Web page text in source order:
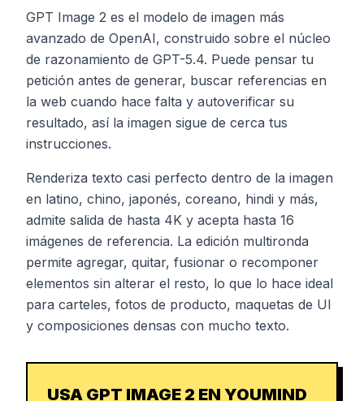
GPT Image 2 es el modelo de imagen más
avanzado de OpenAI, construido sobre el núcleo
de razonamiento de GPT-5.4. Puede pensar tu
petición antes de generar, buscar referencias en
la web cuando hace falta y autoverificar su
resultado, así la imagen sigue de cerca tus
instrucciones.
Renderiza texto casi perfecto dentro de la imagen
en latino, chino, japonés, coreano, hindi y más,
admite salida de hasta 4K y acepta hasta 16
imágenes de referencia. La edición multironda
permite agregar, quitar, fusionar o recomponer
elementos sin alterar el resto, lo que lo hace ideal
para carteles, fotos de producto, maquetas de UI
y composiciones densas con mucho texto.
USA GPT IMAGE 2 EN YOUMIND